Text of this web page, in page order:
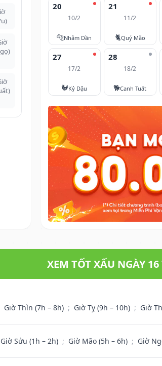
20
10/2
🐅Nhâm Dần
21
11/2
🐈Quý Mão
27
17/2
🐓Kỷ Dậu
28
18/2
🐕Canh Tuất
XEM TỐT XẤU NGÀY
Giờ Thìn (7h – 8h) ; Giờ Tỵ (9h – 10h) ; Giờ
Giờ Sửu (1h – 2h) ; Giờ Mão (5h – 6h) ; Giờ